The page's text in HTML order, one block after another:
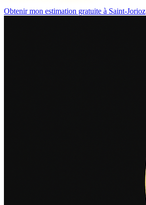
Obtenir mon estimation gratuite à Saint-Jorioz